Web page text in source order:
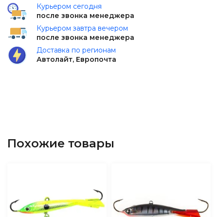
Курьером сегодня
после звонка менеджера
Курьером завтра вечером
после звонка менеджера
Доставка по регионам
Автолайт, Европочта
Похожие товары